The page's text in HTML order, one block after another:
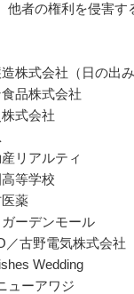
他者の権利を侵害す
造株式会社（日の出み
食品株式会社
株式会社
産リアルティ
高等学校
医薬
ガーデンモール
／古野電気株式会社
Wedding
ューアワジ